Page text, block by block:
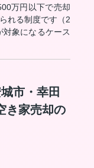
万円以下で売却
れる制度です（2
象になるケース
市・幸田
き家売却の